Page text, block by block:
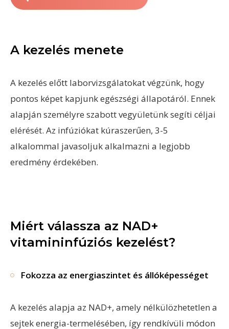
A kezelés menete
A kezelés előtt laborvizsgálatokat végzünk, hogy
pontos képet kapjunk egészségi állapotáról. Ennek
alapján személyre szabott vegyületünk segíti céljai
elérését. Az infúziókat kúraszerűen, 3-5
alkalommal javasoljuk alkalmazni a legjobb
eredmény érdekében.
Miért válassza az NAD+
vitamininfúziós kezelést?
Fokozza az energiaszintet és állóképességet
A kezelés alapja az NAD+, amely nélkülözhetetlen a
sejtek energia-termelésében, így rendkívüli módon